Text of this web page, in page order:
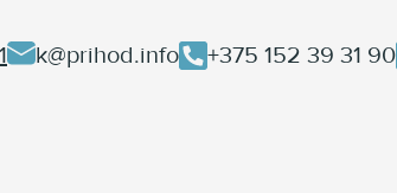
k@prihod.info +375 152 39 31 90